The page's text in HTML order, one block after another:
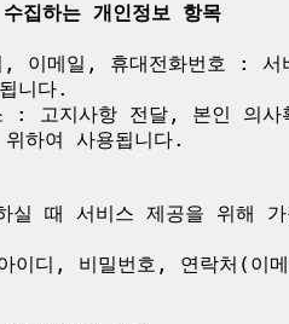
집하는 개인정보 항목
메일, 휴대전화번호 : 서
니다.
고지사항 전달, 본인 의사
하여 사용됩니다.
실 때 서비스 제공을 위해
디, 비밀번호, 연락처(이메